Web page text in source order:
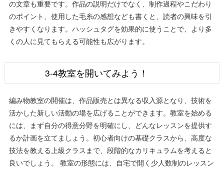
の文章も重要です。作品の説明だけでなく、制作過程やこだわり
のポイント、使用した毛糸の感想なども書くと、読者の興味を引
きやすくなります。ハッシュタグを効果的に使うことで、より多
くの人に見てもらえる可能性も広がります。
3-4教室を開いてみよう！
編み物教室の開催は、作品販売とは異なる収入源となり、技術を
活かした新しい活動の場を広げることができます。教室を始める
には、まず自分の得意分野を明確にし、どんなレッスンを提供す
るか計画を立てましょう。初心者向けの基礎クラスから、高度な
技法を教える上級クラスまで、段階的なカリキュラムを考えると
良いでしょう。 教室の形態には、自宅で開く少人数制のレッスン